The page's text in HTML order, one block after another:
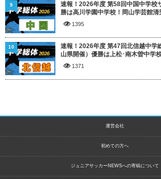
速報！2026年度 第58回中国中学校
勝は高川学園中学校！岡山学芸館清
1395
9
速報！2026年度 第47回北信越中学
山県開催）優勝は上松･南木曽中学
1371
10
運営会社
初めての方へ
ジュニアサッカーNEWSへの寄稿について